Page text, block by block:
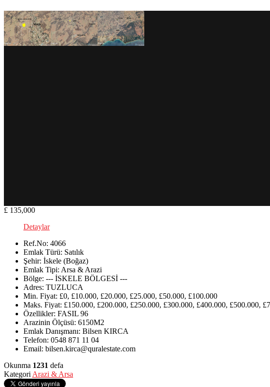
£ 135,000
Detaylar
Ref.No: 4066
Emlak Türü: Satılık
Şehir: İskele (Boğaz)
Emlak Tipi: Arsa & Arazi
Bölge: --- İSKELE BÖLGESİ ---
Adres: TUZLUCA
Min. Fiyat: £0, £10.000, £20.000, £25.000, £50.000, £100.000
Maks. Fiyat: £150.000, £200.000, £250.000, £300.000, £400.000, £500.000,
Özellikler: FASIL 96
Arazinin Ölçüsü: 6150M2
Emlak Danışmanı: Bilsen KIRCA
Telefon: 0548 871 11 04
Email: bilsen.kirca@quralestate.com
Okunma 1231 defa
Kategori Arazi & Arsa